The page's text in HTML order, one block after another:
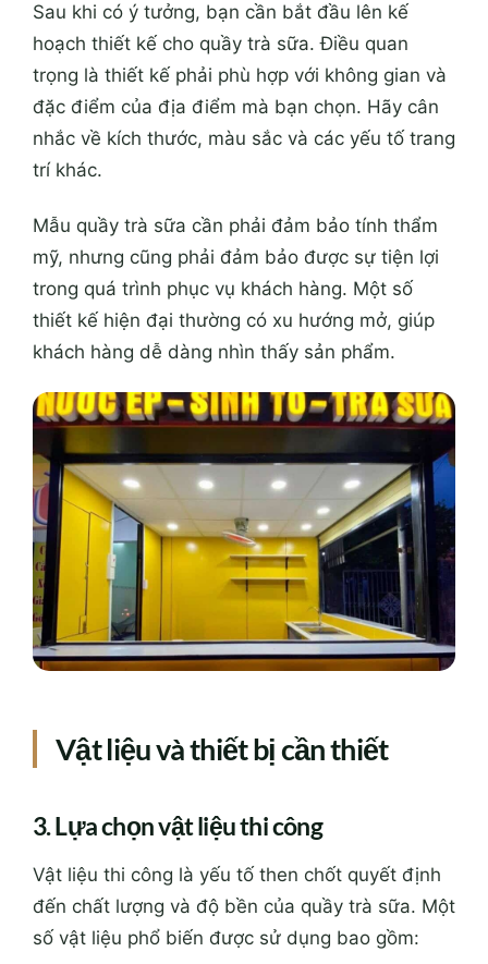
Sau khi có ý tưởng, bạn cần bắt đầu lên kế
hoạch thiết kế cho quầy trà sữa. Điều quan
trọng là thiết kế phải phù hợp với không gian và
đặc điểm của địa điểm mà bạn chọn. Hãy cân
nhắc về kích thước, màu sắc và các yếu tố trang
trí khác.
Mẫu quầy trà sữa cần phải đảm bảo tính thẩm
mỹ, nhưng cũng phải đảm bảo được sự tiện lợi
trong quá trình phục vụ khách hàng. Một số
thiết kế hiện đại thường có xu hướng mở, giúp
khách hàng dễ dàng nhìn thấy sản phẩm.
Vật liệu và thiết bị cần thiết
3. Lựa chọn vật liệu thi công
Vật liệu thi công là yếu tố then chốt quyết định
đến chất lượng và độ bền của quầy trà sữa. Một
số vật liệu phổ biến được sử dụng bao gồm: